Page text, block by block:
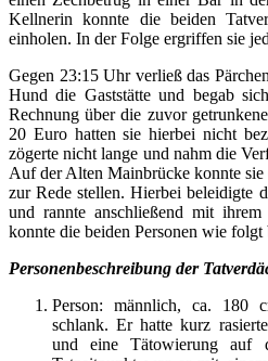
Kellnerin konnte die beiden
einholen. In der Folge ergriffen sie
Gegen 23:15 Uhr verließ das
Hund die Gaststätte und begab
Rechnung über die zuvor
20 Euro hatten sie hierbei nicht
zögerte nicht lange und nahm die
Auf der Alten Mainbrücke konnte
zur Rede stellen. Hierbei beleidigte
und rannte anschließend mit
konnte die beiden Personen wie folgt
Personenbeschreibung der
Person: männlich, ca. 180
schlank. Er hatte kurz
und eine Tätowierung auf